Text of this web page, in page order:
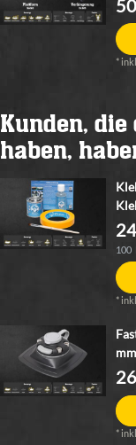
*
Kunden,
haben,
100
*
*